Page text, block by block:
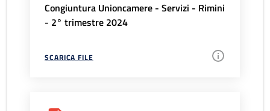
Congiuntura Unioncamere - Servizi - Rimini
- 2° trimestre 2024
SCARICA FILE